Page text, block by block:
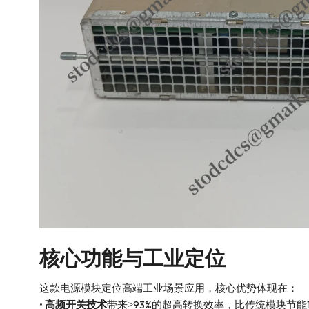
核心功能与工业定位
这款电源模块定位高端工业场景应用，核心优势体现在：
• 高频开关技术带来≥93%的超高转换效率，比传统模块节能